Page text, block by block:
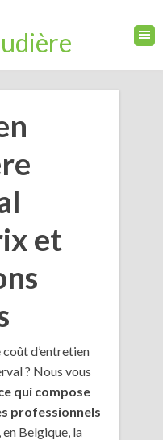
et
d’entretien
? Nous vous
qui compose
professionnels
en Belgique, la